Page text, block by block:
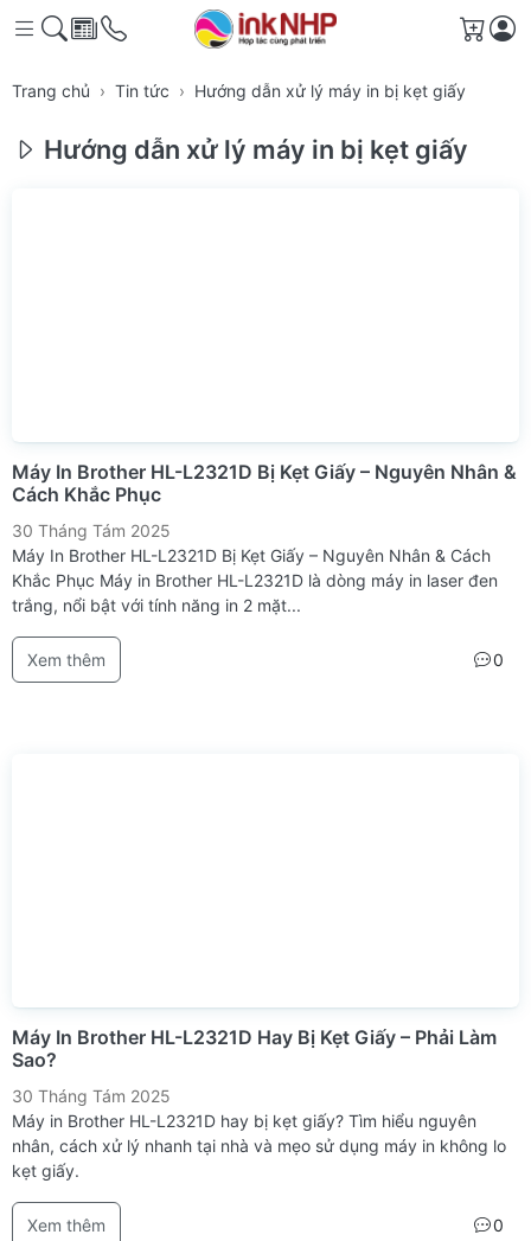
Giỏ
Trang chủ Tin tức Hướng dẫn xử lý máy in bị kẹt giấy
Hướng dẫn xử lý máy in bị kẹt giấy
Máy In Brother HL-L2321D Bị Kẹt Giấy – Nguyên Nhân &
Cách Khắc Phục
30 Tháng Tám 2025
Máy In Brother HL-L2321D Bị Kẹt Giấy – Nguyên Nhân & Cách
Khắc Phục Máy in Brother HL-L2321D là dòng máy in laser đen
trắng, nổi bật với tính năng in 2 mặt...
Xem thêm 0
Máy In Brother HL-L2321D Hay Bị Kẹt Giấy – Phải Làm
Sao?
30 Tháng Tám 2025
Máy in Brother HL-L2321D hay bị kẹt giấy? Tìm hiểu nguyên
nhân, cách xử lý nhanh tại nhà và mẹo sử dụng máy in không lo
kẹt giấy.
Xem thêm 0